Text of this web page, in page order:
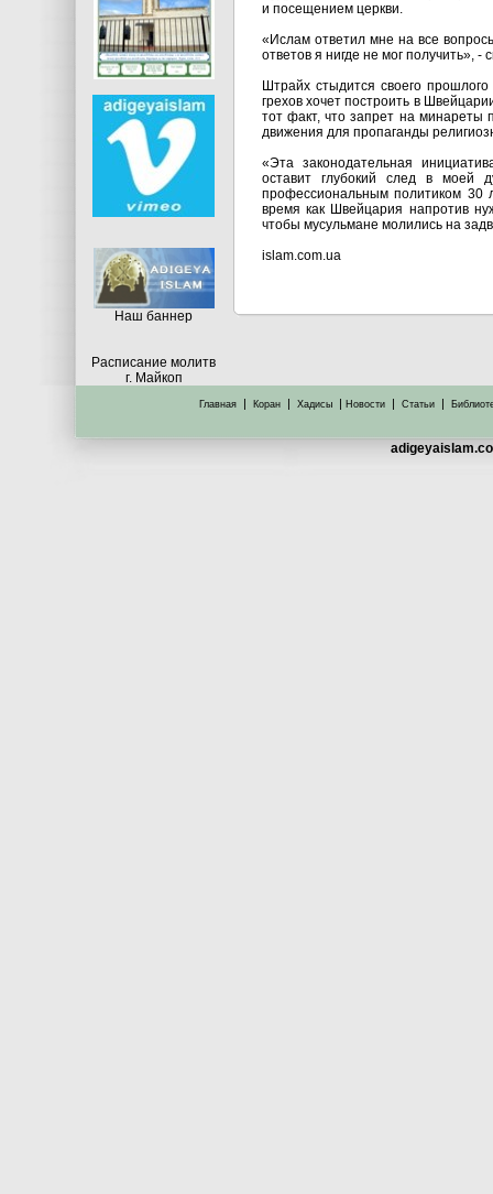
Hаш баннер
Расписание молитв
г. Майкоп
и посещением церкви.
«Ислам ответил мне на все
ответов я нигде не мог получить», -
Штрайх стыдится своего
грехов хочет построить в
тот факт, что запрет на минареты
движения для пропаганды
«Эта законодательная
оставит глубокий след в
профессиональным политиком 30
время как Швейцария напротив
чтобы мусульмане молились на
islam.com.ua
Главная | Коран | Хадисы | Новости | Статьи |